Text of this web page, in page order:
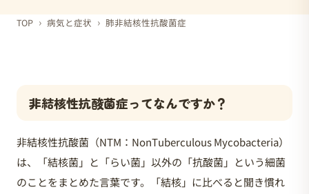
TOP › 病気と症状 › 肺非結核性抗酸菌症
非結核性抗酸菌症ってなんですか？
非結核性抗酸菌（NTM：NonTuberculous Mycobacteria）
は、「結核菌」と「らい菌」以外の「抗酸菌」という細菌
のことをまとめた言葉です。「結核」に比べると聞き慣れ